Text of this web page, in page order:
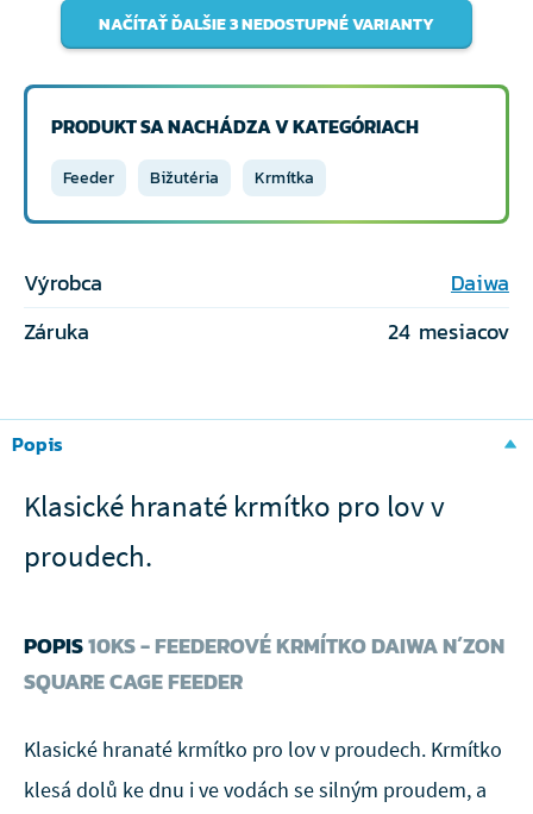
NAČÍTAŤ ĎALŠIE 3 NEDOSTUPNÉ VARIANTY
PRODUKT SA NACHÁDZA V KATEGÓRIACH
Feeder Bižutéria Krmítka
Výrobca
Daiwa
Záruka
24 mesiacov
Popis
Klasické hranaté krmítko pro lov v
proudech.
POPIS10KS - FEEDEROVÉ KRMÍTKO DAIWA N´ZON
SQUARE CAGE FEEDER
Klasické hranaté krmítko pro lov v proudech. Krmítko
klesá dolů ke dnu i ve vodách se silným proudem, a